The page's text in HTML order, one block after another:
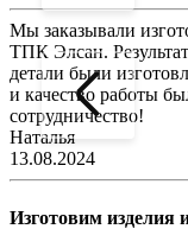
Мы заказывали
ТПК Элсан.
детали были
и качество работы
сотрудничество!
Наталья
13.08.2024
Изготовим изделия